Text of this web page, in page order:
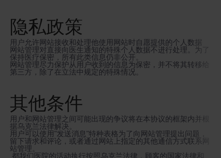
隐私政策
用户允许网站接收和处理他使用网站时自愿提供的个人数据
网站管理对直接向医生通知的特殊个人数据不进行处理。为了
保持医疗保密，所有此类信息仍非公开。
网站管理尽力保护从用户收到的信息为保密，并不将其转移给
第三方，除了在立法中规定的特殊情况。
其他条件
用户和网站管理之间可能出现的争议将在本协议的框架内并根
据乌克兰法律解决。
用户可以使用"发送消息"特种表格为了向网站管理提出问题，
留下请求和评论，或者通过网站上指定的其他通信方式联系网
站管理。
都我们医院的活动执行按照乌克兰法律，顾客的国家法律和